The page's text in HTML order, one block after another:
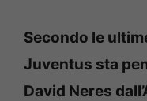
Secondo le
Juventus sta
David Neres